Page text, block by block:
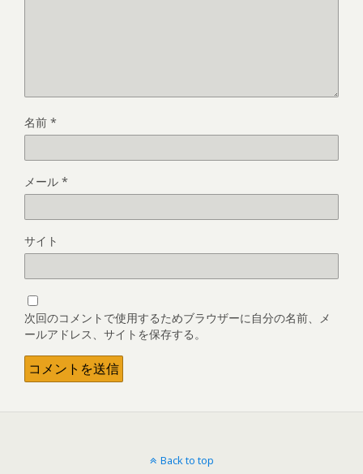
名前 *
メール *
サイト
次回のコメントで使用するためブラウザーに自分の名前、メ
ールアドレス、サイトを保存する。
Back to top